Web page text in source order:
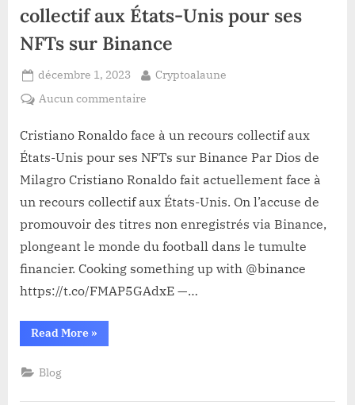
collectif aux États-Unis pour ses
NFTs sur Binance
Posted
on
décembre 1, 2023 By
Cryptoalaune
Aucun commentaire
Ronaldo
face
un
recours
collectif
aux
États-
pour
Cristiano Ronaldo face à un recours collectif aux
États-Unis pour ses NFTs sur Binance Par Dios de
Milagro Cristiano Ronaldo fait actuellement face à
un recours collectif aux États-Unis. On l’accuse de
promouvoir des titres non enregistrés via Binance,
plongeant le monde du football dans le tumulte
financier. Cooking something up with @binance
https://t.co/FMAP5GAdxE —…
Read More“Cristiano
Ronaldo
collectif
»
Blog